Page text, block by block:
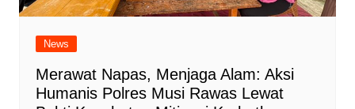
News
Merawat Napas, Menjaga Alam: Aksi
Humanis Polres Musi Rawas Lewat